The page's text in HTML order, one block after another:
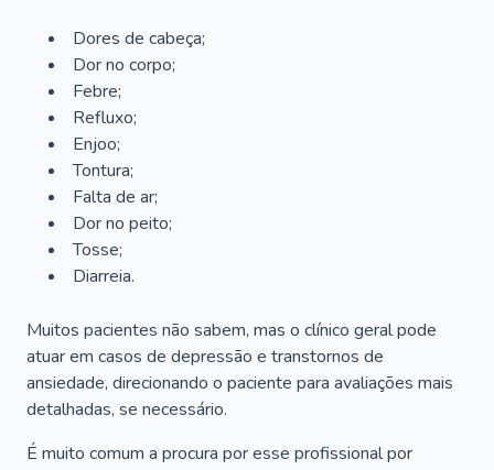
Dores de cabeça;
Dor no corpo;
Febre;
Refluxo;
Enjoo;
Tontura;
Falta de ar;
Dor no peito;
Tosse;
Diarreia.
Muitos pacientes não sabem, mas o clínico geral pode
atuar em casos de depressão e transtornos de
ansiedade, direcionando o paciente para avaliações mais
detalhadas, se necessário.
É muito comum a procura por esse profissional por